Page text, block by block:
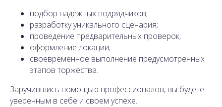
подбор надежных подрядчиков;
разработку уникального сценария;
проведение предварительных проверок;
оформление локации;
своевременное выполнение предусмотренных
этапов торжества.
Заручившись помощью профессионалов, вы будете
уверенным в себе и своем успехе.